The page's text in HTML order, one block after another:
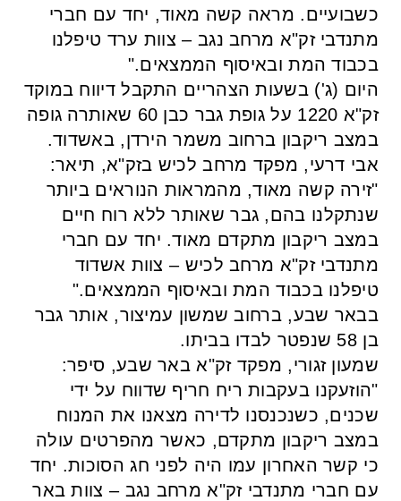
כשבועיים. מראה קשה מאוד, יחד עם חברי
מתנדבי זק"א מרחב נגב – צוות ערד טיפלנו
בכבוד המת ובאיסוף הממצאים."
היום (ג') בשעות הצהריים התקבל דיווח במוקד
זק"א 1220 על גופת גבר כבן 60 שאותרה גופה
במצב ריקבון ברחוב משמר הירדן, באשדוד.
אבי דרעי, מפקד מרחב לכיש בזק"א, תיאר:
⁠"זירה קשה מאוד, מהמראות הנוראים ביותר
שנתקלנו בהם, גבר שאותר ללא רוח חיים
במצב ריקבון מתקדם מאוד. יחד עם חברי
מתנדבי זק"א מרחב לכיש – צוות אשדוד
טיפלנו בכבוד המת ובאיסוף הממצאים."
בבאר שבע, ברחוב שמשון עמיצור, אותר גבר
בן 58 שנפטר לבדו בביתו.
שמעון זגורי, מפקד זק"א באר שבע, סיפר:
⁠"הוזעקנו בעקבות ריח חריף שדווח על ידי
שכנים, כשנכנסנו לדירה מצאנו את המנוח
במצב ריקבון מתקדם, כאשר מהפרטים עולה
כי קשר האחרון עמו היה לפני חג הסוכות. יחד
עם חברי מתנדבי זק"א מרחב נגב – צוות באר